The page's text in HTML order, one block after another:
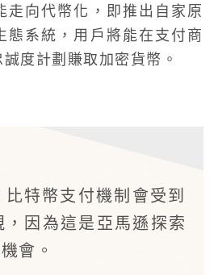
走向代幣化，即推出自家原
態系統，用戶將能在支付商
度計劃賺取加密貨幣。
特幣支付機制會受到
因為這是亞馬遜探索
會。